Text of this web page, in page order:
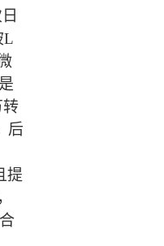
L
转
后
提